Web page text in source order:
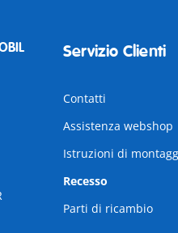
Servizio Clienti
Contatti
Assistenza webshop
Istruzioni di
Recesso
Parti di ricambio